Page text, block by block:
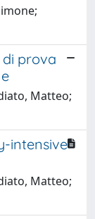
di prova
Matteo;
intensive
Matteo;